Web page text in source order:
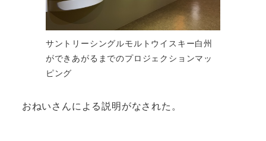
サントリーシングルモルトウイスキー白州
ができあがるまでのプロジェクションマッ
ピング
おねいさんによる説明がなされた。